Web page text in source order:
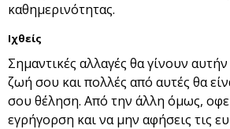
καθημερινότητας.
Ιχθείς
Σημαντικές αλλαγές θα γίνουν
ζωή σου και πολλές από αυτές θα
σου θέληση. Από την άλλη όμως,
εγρήγορση και να μην αφήσεις τις